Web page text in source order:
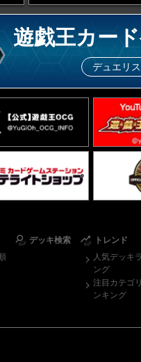
遊戯王カー
デュエリ
デッキ検索
トレンド
人気デッキ
ング
注目カテゴ
ンキング